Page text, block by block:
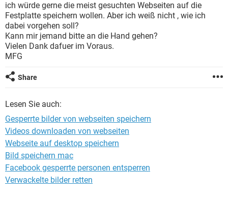
FACEBOOK HARDWARE
WINDOWS 10 INSTAGRAM
WHATSAPP
FACEBOOK HARDWARE
ich würde gerne die meist gesuchten Webseiten auf die
Festplatte speichern wollen. Aber ich weiß nicht , wie ich
dabei vorgehen soll?
Kann mir jemand bitte an die Hand gehen?
Vielen Dank dafuer im Voraus.
MFG
Share
Lesen Sie auch:
Gesperrte bilder von webseiten speichern
Videos downloaden von webseiten
Webseite auf desktop speichern
Bild speichern mac
Facebook gesperrte personen entsperren
Verwackelte bilder retten